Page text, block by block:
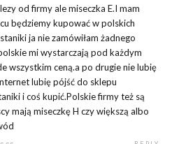
od firmy ale miseczka E.I mam
będziemy kupować w polskich
ja nie zamówiłam żadnego
mi wystarczają pod każdym
wszystkim ceną.a po drugie nie lubię
lubię pójść do sklepu
i coś kupić.Polskie firmy też są
mają miseczkę H czy większą albo